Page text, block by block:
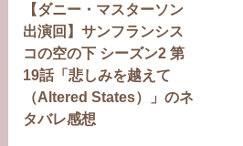
【ダニー・マスターソン
出演回】サンフランシス
コの空の下 シーズン2 第
19話「悲しみを越えて
（Altered States）」のネ
タバレ感想